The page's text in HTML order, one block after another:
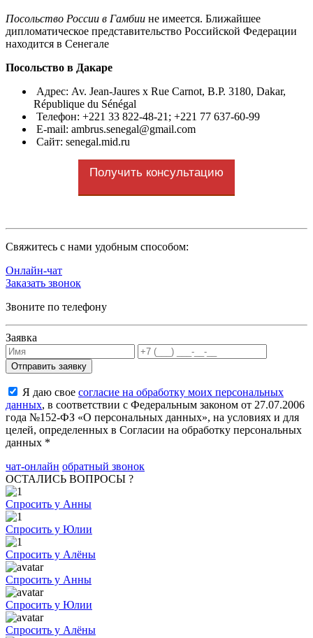
Посольство России в Гамбии не имеется. Ближайшее
дипломатическое представительство Российской Федерации
находится в Сенегале
Посольство в Дакаре
Адрес: Av. Jean-Jaures x Rue Carnot, B.P. 3180, Dakar,
République du Sénégal
Телефон: +221 33 822-48-21; +221 77 637‑60‑99
E-mail: ambrus.senegal@gmail.com
Сайт: senegal.mid.ru
Получить консультацию
Cвяжитесь с нами удобным способом:
Онлайн-чат
Заказать звонок
Звоните по телефону
Заявка
Я даю свое согласие на обработку моих персональных
данных, в соответствии с Федеральным законом от 27.07.2006
года №152-ФЗ «О персональных данных», на условиях и для
целей, определенных в Согласии на обработку персональных
данных *
чат-онлайн обратный звонок
ОСТАЛИСЬ ВОПРОСЫ ?
Спросить у Анны
Спросить у Юлии
Спросить у Алёны
Спросить у Анны
Спросить у Юлии
Спросить у Алёны